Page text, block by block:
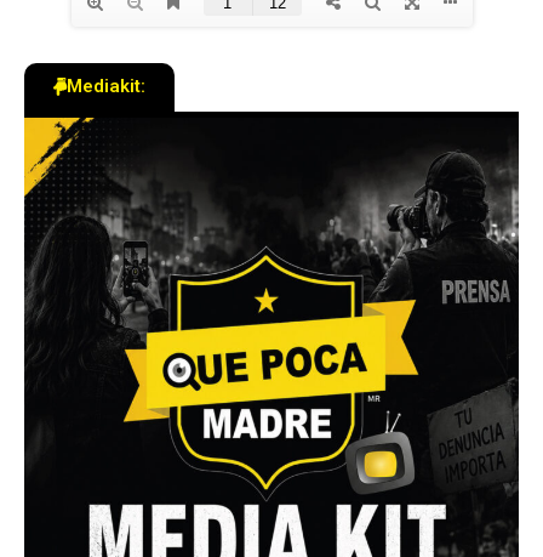
Mediakit: